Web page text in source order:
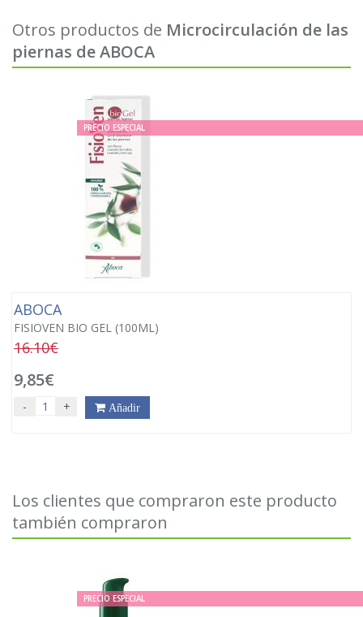
Otros productos de Microcirculación de las
piernas de ABOCA
PRECIO ESPECIAL
ABOCA
FISIOVEN BIO GEL (100ML)
16.10€
9,85€
- + Añadir
Los clientes que compraron este producto
también compraron
PRECIO ESPECIAL